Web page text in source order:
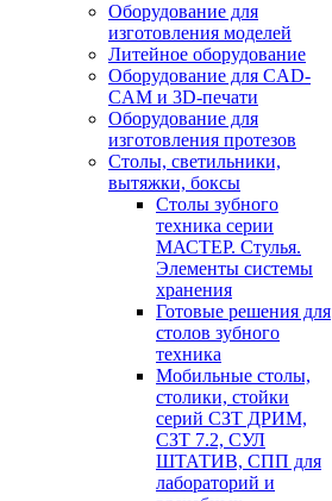
Оборудование для
изготовления моделей
Литейное оборудование
Оборудование для CAD-
CAM и 3D-печати
Оборудование для
изготовления протезов
Cтолы, светильники,
вытяжки, боксы
Столы зубного
техника серии
МАСТЕР. Стулья.
Элементы системы
хранения
Готовые решения для
столов зубного
техника
Мобильные столы,
столики, стойки
серий СЗТ ДРИМ,
СЗТ 7.2, СУЛ
ШТАТИВ, СПП для
лабораторий и